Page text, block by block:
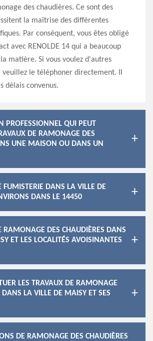
des chaudières. Ce sont des
la maîtrise des différentes
Par conséquent, vous êtes obligé
avec RENOLDE 14 qui a beaucoup
matière. Si vous voulez d'autres
veuillez le téléphoner directement. Il
délais convenus.
PROFESSIONNEL QUI PEUT
DE RAMONAGE DES
UNE MAISON OU DANS UN
FUMISTERIE DANS LA VILLE DE
DANS LE 14450
RAMONAGE DES CHAUDIÈRES DANS
ET LES LOCALITÉS AVOISINANTES
LES TRAVAUX DE RAMONAGE
DANS LA VILLE DE MAISY ET SES
DE RAMONAGE DES CHAUDIÈRES